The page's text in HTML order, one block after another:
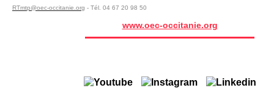
RTmtp@oec-occitanie.org - Tél. 04 67 20 98 50
www.oec-occitanie.org